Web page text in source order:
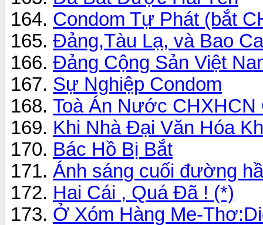
Condom Tự Phát (bắt
Đảng,Tàu Lạ, và Bao
Đảng Cộng Sản Việt
Sự Nghiệp Condom
Toà Án Nước CHXHCN
Khi Nhà Đại Văn Hóa
Bác Hồ Bị Bắt
Ánh sáng cuối đường
Hai Cái , Quá Đã ! (*)
Ở Xóm Hàng Me-